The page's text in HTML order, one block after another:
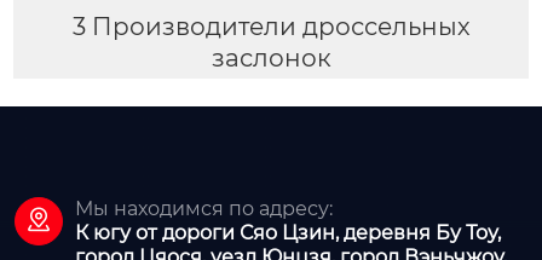
3 Производители дроссельных
заслонок

Мы находимся по адресу:
К югу от дороги Сяо Цзин, деревня Бу Тоу,